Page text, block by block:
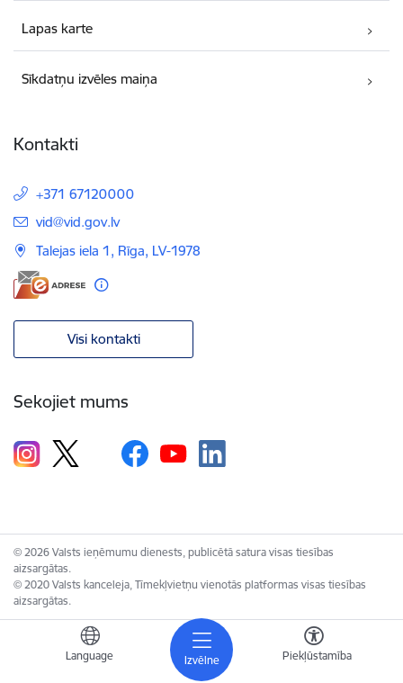
Izvēlne
Language Piekļūstamība
Lapas karte
Sīkdatņu izvēles maiņa
Kontakti
+371 67120000
E-pasts:
vid@vid.gov.lv
Talejas iela 1, Rīga, LV-1978
Visi kontakti
Sekojiet mums
© 2026 Valsts ieņēmumu dienests, publicētā satura visas tiesības
aizsargātas.
© 2020 Valsts kanceleja, Tīmekļvietņu vienotās platformas visas tiesības
aizsargātas.